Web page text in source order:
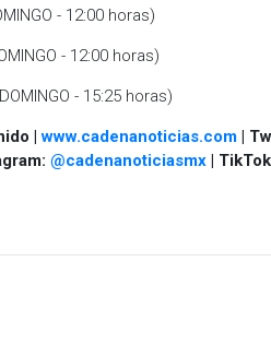
- 12:00 horas)
- 12:00 horas)
- 15:25 horas)
|www.cadenanoticias.com |
@cadenanoticiasmx |